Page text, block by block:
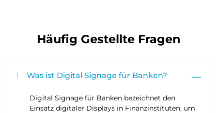
Häufig Gestellte Fragen
1 Was ist Digital Signage für Banken?
Digital Signage für Banken bezeichnet den
Einsatz digitaler Displays in Finanzinstituten, um